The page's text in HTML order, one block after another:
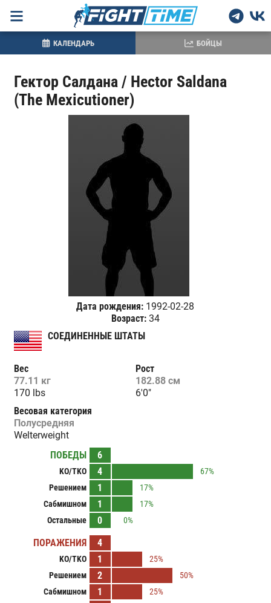
Гектор Салдана / Hector Saldana
(The Mexicutioner)
Дата рождения: 1992-02-28
Возраст:34
СОЕДИНЕННЫЕ ШТАТЫ
Вес
77.11 кг
170 lbs
Рост
182.88 см
6'0"
Весовая категория
Полусредняя
Welterweight
ПОБЕДЫ
6
KO/TKO 4
67%
Решением
1
17%
Сабмишном
1
17%
Остальные
0 0%
ПОРАЖЕНИЯ 4
KO/TKO 1
25%
Решением
2
50%
Сабмишном
1
25%
КАЛЕНДАРЬ БОЙЦЫ